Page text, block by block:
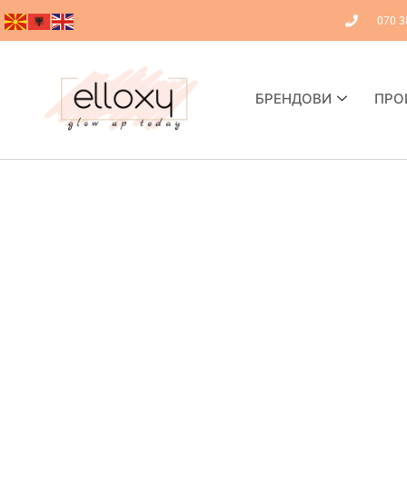
070
БРЕНДОВИ